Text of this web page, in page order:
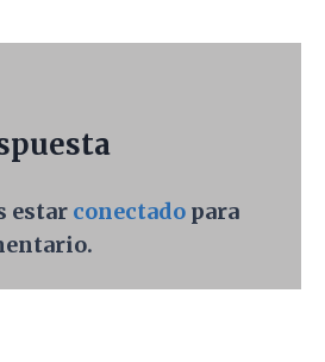
estar conectado para